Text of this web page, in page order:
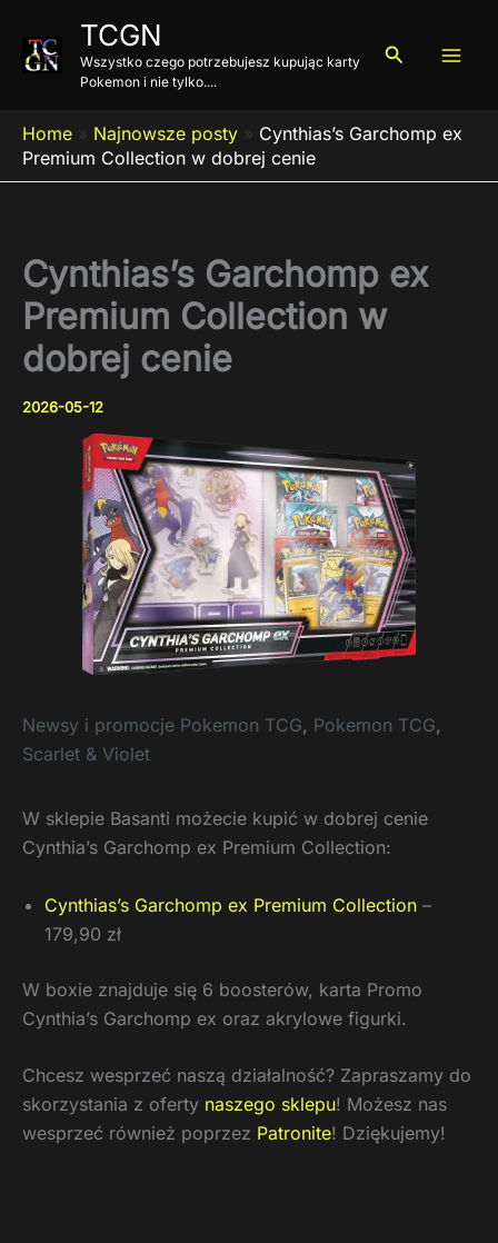
treści
TCGN
Wszystko czego potrzebujesz kupując karty
Pokemon i nie tylko....
Szukaj
Home » Najnowsze posty » Cynthias’s Garchomp ex
Premium Collection w dobrej cenie
Cynthias’s Garchomp ex
Premium Collection w
dobrej cenie
2026-05-12
Newsy i promocje Pokemon TCG, Pokemon TCG,
Scarlet & Violet
W sklepie Basanti możecie kupić w dobrej cenie
Cynthia’s Garchomp ex Premium Collection:
Cynthias’s Garchomp ex Premium Collection –
179,90 zł
W boxie znajduje się 6 boosterów, karta Promo
Cynthia’s Garchomp ex oraz akrylowe figurki.
Chcesz wesprzeć naszą działalność? Zapraszamy do
skorzystania z oferty naszego sklepu! Możesz nas
wesprzeć również poprzez Patronite! Dziękujemy!